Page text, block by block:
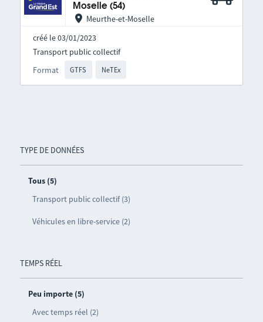
TYPE DE DONNÉES
Tous (5)
Transport public collectif (3)
Véhicules en libre-service (2)
TEMPS RÉEL
Peu importe (5)
Avec temps réel (2)
Moselle (54)
Meurthe-et-Moselle
créé le 03/01/2023
Format GTFS NeTEx
Transport public collectif